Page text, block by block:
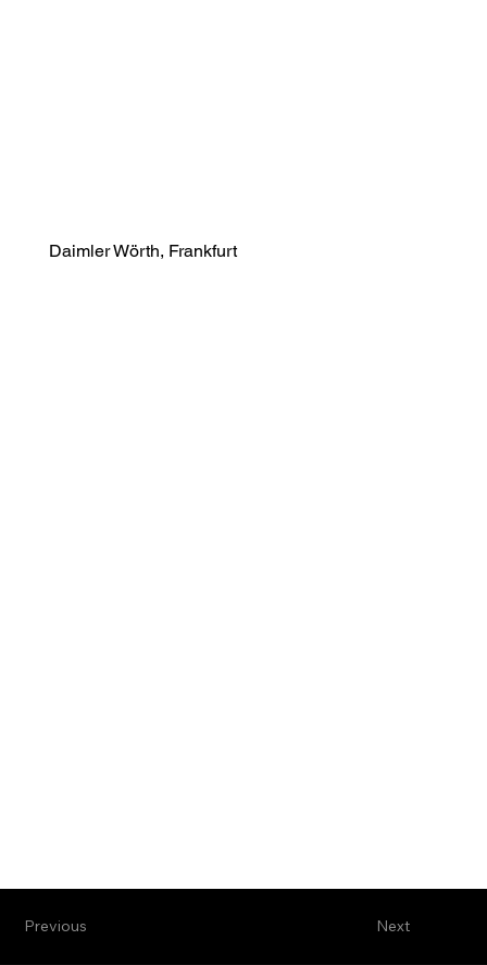
Daimler Wörth, Frankfurt
Next
Previous